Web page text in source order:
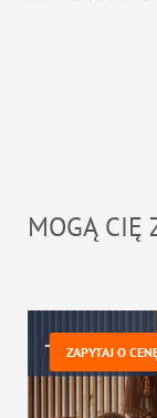
MOGĄ CIĘ
ZAPYTAJ O